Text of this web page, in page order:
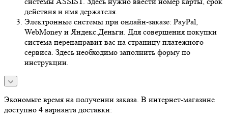
действия и имя держателя.
Электронные системы при онлайн-заказе: PayPal,
WebMoney и Яндекс.Деньги. Для совершения покупки
система перенаправит вас на страницу платежного
сервиса. Здесь необходимо заполнить форму по
инструкции.
Экономьте время на получении заказа. В интернет-магазине
доступно 4 варианта доставки: